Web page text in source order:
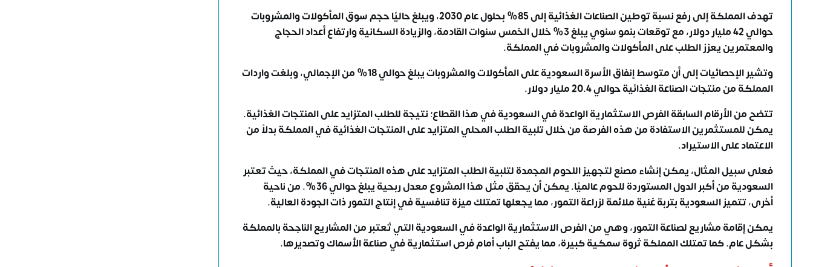
تهدف المملكة إلى رفع نسبة توطين الصناعات الغذائية إلى 85% بحلول عام 2030، ويبلغ حاليًا حجم سوق المأكولات والمشروبات
حوالي 42 مليار دولار، مع توقعات بنمو سنوي يبلغ 3% خلال الخمس سنوات القادمة، والزيادة السكانية وارتفاع أعداد الحجاج
والمعتمرين يعزز الطلب على المأكولات والمشروبات في المملكة.
وتشير الإحصائيات إلى أن متوسط إنفاق الأسرة السعودية على المأكولات والمشروبات يبلغ حوالي 18% من الإجمالي، وبلغت واردات
المملكة من منتجات الصناعة الغذائية حوالي 20.4 مليار دولار.
تتضح من الأرقام السابقةالفرص الاستثمارية الواعدة في السعوديةفي هذا القطاع؛ نتيجة للطلب المتزايد على المنتجات الغذائية.
يمكن للمستثمرين الاستفادة من هذه الفرصة من خلال تلبية الطلب المحلي المتزايد على المنتجات الغذائية في المملكة بدلاً من
الاعتماد على الاستيراد.
فعلى سبيل المثال، يمكن إنشاء مصنع لتجهيز اللحوم المجمدة لتلبية الطلب المتزايد على هذه المنتجات في المملكة، حيث تعتبر
السعودية من أكبر الدول المستوردة للحوم عالميًا. يمكن أن يحقق مثل هذا المشروع معدل ربحية يبلغ حوالي 36%. من ناحية
أخرى، تتميز السعودية بتربة غنية ملائمة لزراعة التمور، مما يجعلها تمتلك ميزة تنافسية في إنتاج التمور ذات الجودة العالية.
يمكن إقامة مشاريع لصناعة التمور، وهي من الفرص الاستثمارية الواعدة في السعودية التي تُعتبر من المشاريع الناجحة بالمملكة
بشكل عام. كما تمتلك المملكة ثروة سمكية كبيرة، مما يفتح الباب أمام فرص استثمارية في صناعة الأسماك وتصديرها.